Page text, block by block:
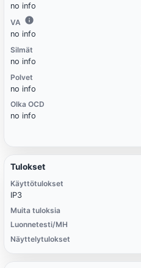
no info
VA
no info
Silmät
no info
Polvet
no info
Olka OCD
no info
Tulokset
Käyttötulokset
IP3
Muita tuloksia
Luonnetesti/MH
Näyttelytulokset